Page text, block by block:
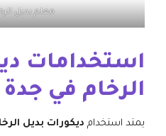
معلم بديل
استخدامات
الرخام في جدة
يمتد استخدام ديكورات بديل